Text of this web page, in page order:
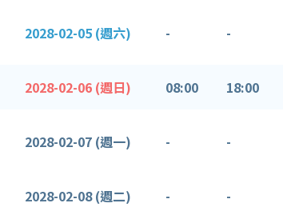
2028-02-05 (週六) - -
2028-02-06 (週日) 08:00 18:00
2028-02-07 (週一) - -
2028-02-08 (週二) - -